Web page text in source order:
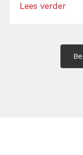
Maar hoe doe
Lees verder